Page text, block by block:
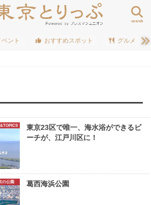
search
ベント おすすめスポット グルメ
東京23区で唯一、海水浴ができるビ
ーチが、江戸川区に！
の公園 葛西海浜公園